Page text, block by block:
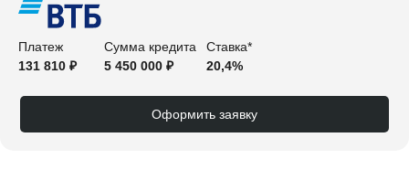
Платеж
131 810 ₽
Сумма кредита
5 450 000 ₽
Ставка*
20,4%
Оформить заявку